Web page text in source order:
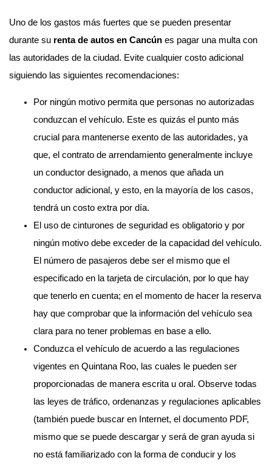
Uno de los gastos más fuertes que se pueden presentar
durante su renta de autos en Cancún es pagar una multa con
las autoridades de la ciudad. Evite cualquier costo adicional
siguiendo las siguientes recomendaciones:
Por ningún motivo permita que personas no autorizadas
conduzcan el vehículo. Este es quizás el punto más
crucial para mantenerse exento de las autoridades, ya
que, el contrato de arrendamiento generalmente incluye
un conductor designado, a menos que añada un
conductor adicional, y esto, en la mayoría de los casos,
tendrá un costo extra por día.
El uso de cinturones de seguridad es obligatorio y por
ningún motivo debe exceder de la capacidad del vehículo.
El número de pasajeros debe ser el mismo que el
especificado en la tarjeta de circulación, por lo que hay
que tenerlo en cuenta; en el momento de hacer la reserva
hay que comprobar que la información del vehículo sea
clara para no tener problemas en base a ello.
Conduzca el vehículo de acuerdo a las regulaciones
vigentes en Quintana Roo, las cuales le pueden ser
proporcionadas de manera escrita u oral. Observe todas
las leyes de tráfico, ordenanzas y regulaciones aplicables
(también puede buscar en Internet, el documento PDF,
mismo que se puede descargar y será de gran ayuda si
no está familiarizado con la forma de conducir y los